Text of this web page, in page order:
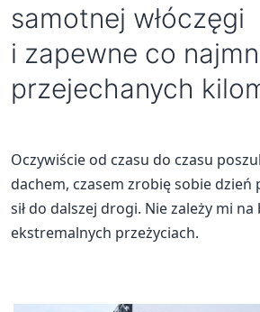
samotnej włóczęgi
i zapewne co
przejechanych
Oczywiście od czasu do czasu
dachem, czasem zrobię sobie dzień
sił do dalszej drogi. Nie zależy mi
ekstremalnych przeżyciach.